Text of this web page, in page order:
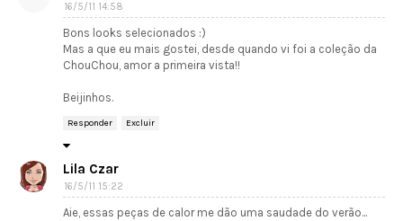
16/5/11 14:58
Bons looks selecionados :)
Mas a que eu mais gostei, desde quando vi foi a coleção da
ChouChou, amor a primeira vista!!
Beijinhos.
Responder Excluir
Lila Czar
16/5/11 15:22
Aie, essas peças de calor me dão uma saudade do verão...